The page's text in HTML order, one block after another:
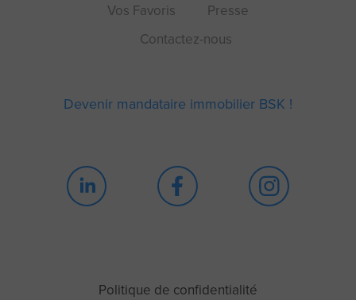
Vos Favoris
Presse
Contactez-nous
Devenir mandataire immobilier BSK !
Politique de confidentialité
Blah blah blah Cookie